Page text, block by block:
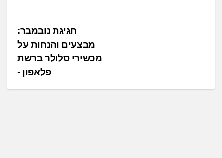
חגיגת נובמבר:
מבצעים והנחות על
מכשירי סלולר ברשת
פלאפון